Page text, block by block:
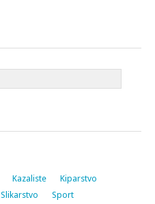
Kazaliste
Kiparstvo
Slikarstvo
Sport